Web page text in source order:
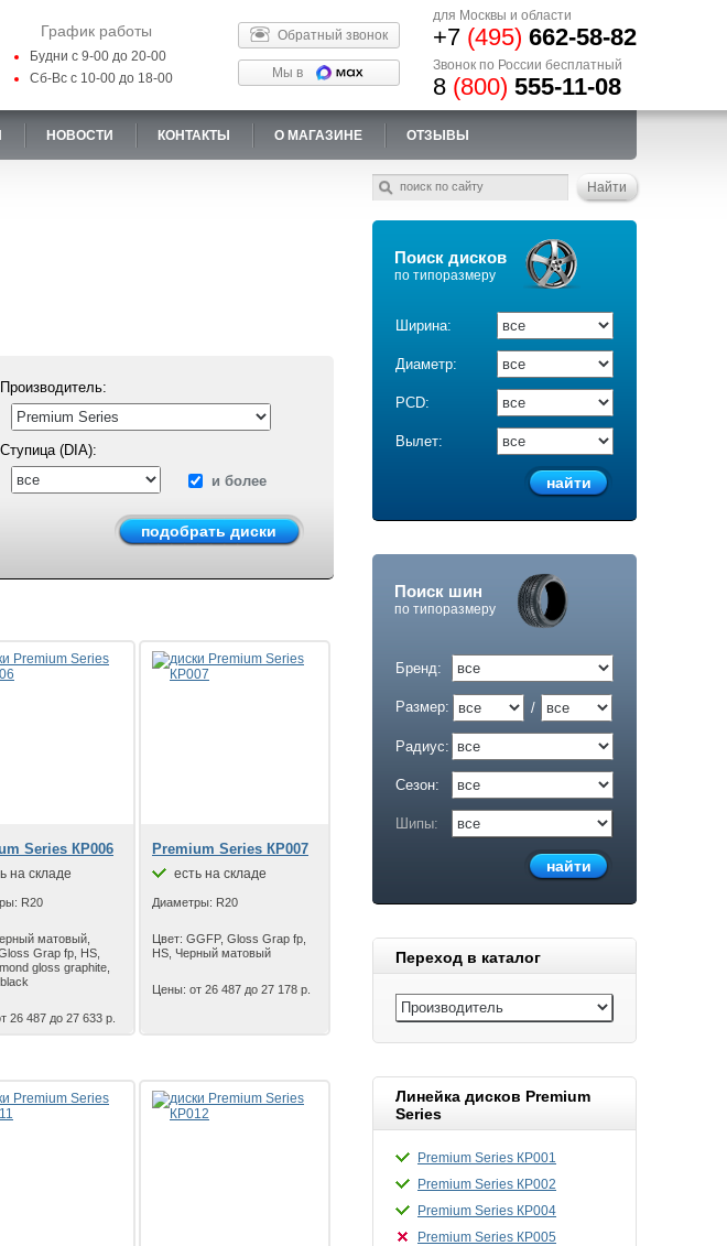
График работы
Будни с 9-00 до 20-00
Сб-Вс с 10-00 до 18-00
Обратный звонок
Мы в
для Москвы и области
+7 (495) 662-58-82
Звонок по России бесплатный
8 (800) 555-11-08
НОВОСТИ КОНТАКТЫ О МАГАЗИНЕ ОТЗЫВЫ
Поиск дисков
по типоразмеру
Ширина:
Диаметр:
PCD:
Вылет:
Поиск шин
по типоразмеру
Бренд:
Размер: /
Радиус:
Сезон:
Шипы:
Переход в каталог
Линейка дисков Premium
Series
Premium Series КР001
Premium Series КР002
Premium Series КР004
Premium Series КР005
Производитель:
Ступица (DIA):
и более
Series КР006
на складе
R20
матовый,
Grap fp, HS,
gloss graphite,
26 487 до 27 633 р.
Premium Series КР007
есть на складе
Диаметры: R20
Цвет: GGFP, Gloss Grap fp,
HS, Черный матовый
Цены: от 26 487 до 27 178 р.